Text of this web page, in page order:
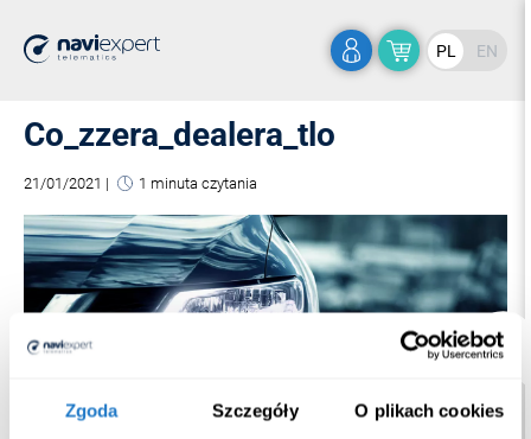
Zgoda Szczegóły O plikach cookies
PL EN
Co_zzera_dealera_tlo
21/01/2021 | 1 minuta czytania